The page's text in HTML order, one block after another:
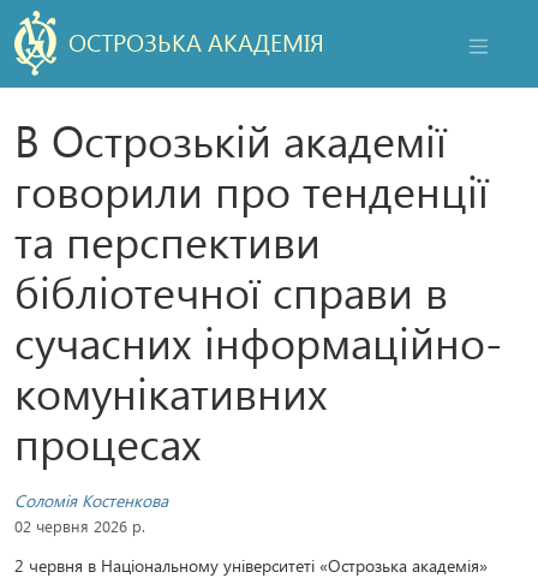
ОСТРОЗЬКА АКАДЕМІЯ
В Острозькій академії
говорили про тенденції
та перспективи
бібліотечної справи в
сучасних інформаційно-
комунікативних
процесах
Соломія Костенкова
02 червня 2026 р.
2 червня в Національному університеті «Острозька академія»